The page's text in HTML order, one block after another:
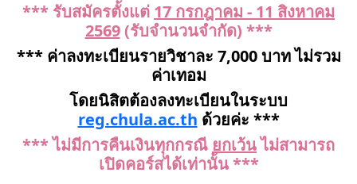
*** รับสมัครตั้งแต่ 17 กรกฎาคม - 11 สิงหาคม
2569(รับจำนวนจำกัด) ***
*** ค่าลงทะเบียนรายวิชาละ 7,000 บาท ไม่รวม
ค่าเทอม
โดยนิสิตต้องลงทะเบียนในระบบ
reg.chula.ac.th ด้วยค่ะ ***
*** ไม่มีการคืนเงินทุกกรณี ยกเว้นไม่สามารถ
เปิดคอร์สได้เท่านั้น ***